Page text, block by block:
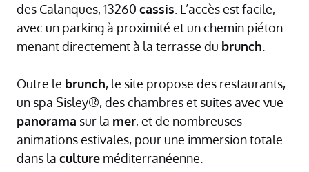
des Calanques, 13260 cassis . L’accès est facile,
avec un parking à proximité et un chemin piéton
menant directement à la terrasse du brunch
Outre le brunch, le site propose des restaurants,
un spa Sisley®, des chambres et suites avec vue
panorama sur la mer, et de nombreuses
animations estivales, pour une immersion totale
dans la culture méditerranéenne.